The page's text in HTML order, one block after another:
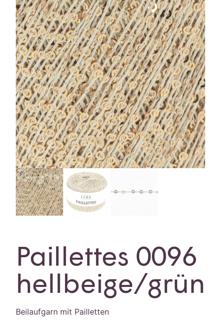
Paillettes 0096
hellbeige/grün
Beilaufgarn mit Pailletten